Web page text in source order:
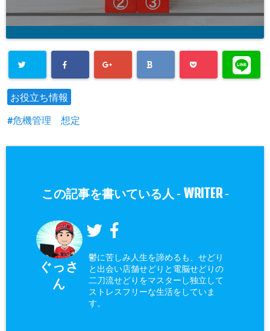
お役立ち情報
危機管理 想定
この記事を書いている人 - WRITER-
ぐっさ
ん
鬱に苦しみ人生を諦めるも、せどり
と出会い店舗せどりと電脳せどりの
二刀流せどりをマスターし独立して
ストレスフリーな生活をしていま
す。